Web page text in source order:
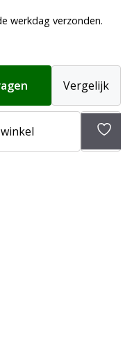
werkdag verzonden.
Vergelijk